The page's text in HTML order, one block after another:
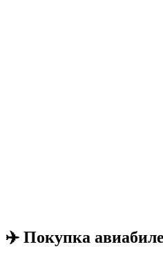
✈️ Покупка